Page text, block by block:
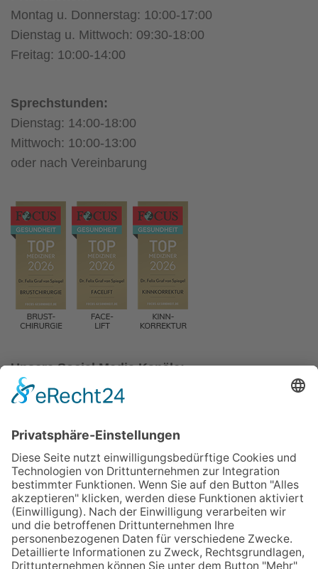
Montag u. Donnerstag: 10:00-17:00
Dienstag u. Mittwoch: 09:30-18:00
Freitag: 10:00-14:00
Sprechstunden:
Dienstag: 14:00-18:00
Mittwoch: 10:00-13:00
oder nach Vereinbarung
Unsere Social Media Kanäle:
Instagram